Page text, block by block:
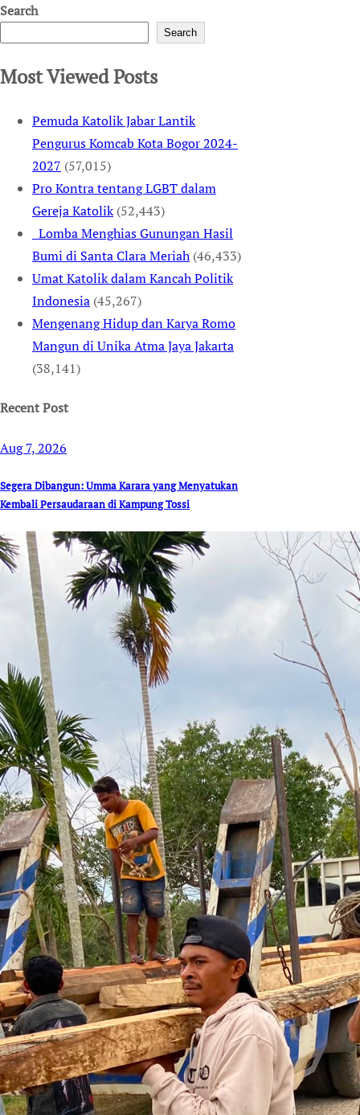
Search
Search
Most Viewed Posts
Pemuda Katolik Jabar Lantik
Pengurus Komcab Kota Bogor 2024-
2027 (57,015)
Pro Kontra tentang LGBT dalam
Gereja Katolik (52,443)
Lomba Menghias Gunungan Hasil
Bumi di Santa Clara Meriah (46,433)
Umat Katolik dalam Kancah Politik
Indonesia (45,267)
Mengenang Hidup dan Karya Romo
Mangun di Unika Atma Jaya Jakarta
(38,141)
Recent Post
Aug 7, 2026
Segera Dibangun: Umma Karara yang Menyatukan
Kembali Persaudaraan di Kampung Tossi